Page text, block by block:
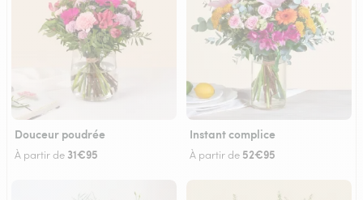
Douceur poudrée
À partir de 31€95
Instant complice
À partir de 52€95